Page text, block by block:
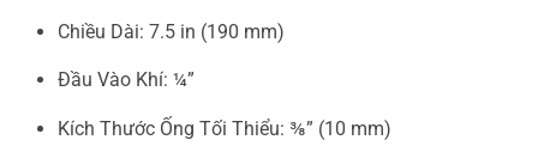
Chiều Dài: 7.5 in (190 mm)
Đầu Vào Khí: ¼”
Kích Thước Ống Tối Thiểu: ⅜” (10 mm)